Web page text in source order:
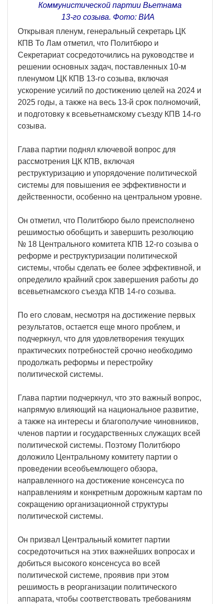
Коммунистической партии Вьетнама
13-го созыва. Фото: ВИА
Открывая пленум, генеральный секретарь ЦК
КПВ То Лам отметил, что Политбюро и
Секретариат сосредоточились на руководстве и
решении основных задач, поставленных 10-м
пленумом ЦК КПВ 13-го созыва, включая
ускорение усилий по достижению целей на 2024 и
2025 годы, а также на весь 13-й срок полномочий,
и подготовку к всевьетнамскому съезду КПВ 14-го
созыва.
Глава партии поднял ключевой вопрос для
рассмотрения ЦК КПВ, включая
реструктуризацию и упорядочение политической
системы для повышения ее эффективности и
действенности, особенно на центральном уровне.
Он отметил, что Политбюро было преисполнено
решимостью обобщить и завершить резолюцию
№ 18 Центрального комитета КПВ 12-го созыва о
реформе и реструктуризации политической
системы, чтобы сделать ее более эффективной, и
определило крайний срок завершения работы до
всевьетнамского съезда КПВ 14-го созыва.
По его словам, несмотря на достижение первых
результатов, остается еще много проблем, и
подчеркнул, что для удовлетворения текущих
практических потребностей срочно необходимо
продолжать реформы и перестройку
политической системы.
Глава партии подчеркнул, что это важный вопрос,
напрямую влияющий на национальное развитие,
а также на интересы и благополучие чиновников,
членов партии и государственных служащих всей
политической системы. Поэтому Политбюро
доложило Центральному комитету партии о
проведении всеобъемлющего обзора,
направленного на достижение консенсуса по
направлениям и конкретным дорожным картам по
сокращению организационной структуры
политической системы.
Он призвал Центральный комитет партии
сосредоточиться на этих важнейших вопросах и
добиться высокого консенсуса во всей
политической системе, проявив при этом
решимость в реорганизации политического
аппарата, чтобы соответствовать требованиям